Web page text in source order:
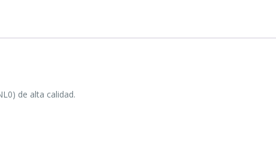
de alta calidad.